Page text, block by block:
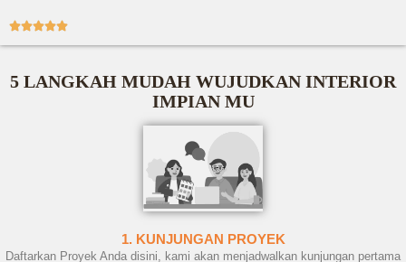

5 LANGKAH MUDAH WUJUDKAN INTERIOR
IMPIAN MU
1. KUNJUNGAN PROYEK
Daftarkan Proyek Anda disini, kami akan menjadwalkan kunjungan pertama